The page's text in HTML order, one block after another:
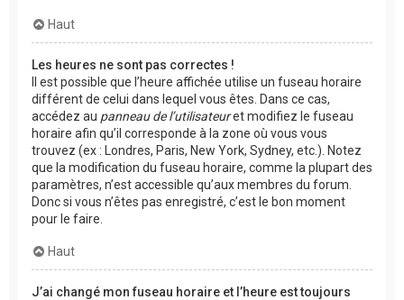
Haut
Les heures ne sont pas correctes !
Il est possible que l’heure affichée utilise un fuseau horaire
différent de celui dans lequel vous êtes. Dans ce cas,
accédez au panneau de l’utilisateuret modifiez le fuseau
horaire afin qu’il corresponde à la zone où vous vous
trouvez (ex : Londres, Paris, New York, Sydney, etc.). Notez
que la modification du fuseau horaire, comme la plupart des
paramètres, n’est accessible qu’aux membres du forum.
Donc si vous n’êtes pas enregistré, c’est le bon moment
pour le faire.
Haut
J’ai changé mon fuseau horaire et l’heure est toujours